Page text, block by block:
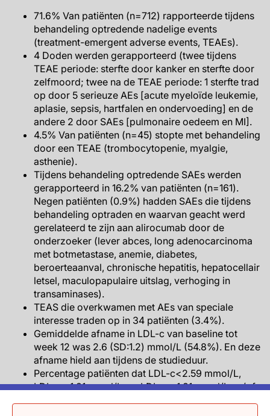
71.6% Van patiënten (n=712) rapporteerde tijdens
behandeling optredende nadelige events
(treatment-emergent adverse events, TEAEs).
4 Doden werden gerapporteerd (twee tijdens
TEAE periode: sterfte door kanker en sterfte door
zelfmoord; twee na de TEAE periode: 1 sterfte trad
op door 5 serieuze AEs [acute myeloïde leukemie,
aplasie, sepsis, hartfalen en ondervoeding] en de
andere 2 door SAEs [pulmonaire oedeem en MI].
4.5% Van patiënten (n=45) stopte met behandeling
door een TEAE (trombocytopenie, myalgie,
asthenie).
Tijdens behandeling optredende SAEs werden
gerapporteerd in 16.2% van patiënten (n=161).
Negen patiënten (0.9%) hadden SAEs die tijdens
behandeling optraden en waarvan geacht werd
gerelateerd te zijn aan alirocumab door de
onderzoeker (lever abces, long adenocarcinoma
met botmetastase, anemie, diabetes,
beroerteaanval, chronische hepatitis, hepatocellair
letsel, maculopapulaire uitslag, verhoging in
transaminases).
TEAS die overkwamen met AEs van speciale
interesse traden op in 34 patiënten (3.4%).
Gemiddelde afname in LDL-c van baseline tot
week 12 was 2.6 (SD:1.2) mmol/L (54.8%). En deze
afname hield aan tijdens de studieduur.
Percentage patiënten dat LDL-c<2.59 mmol/L,
LDL-c <1.81 mmol/L, en LDL-c <1.81 mmol/L en/of